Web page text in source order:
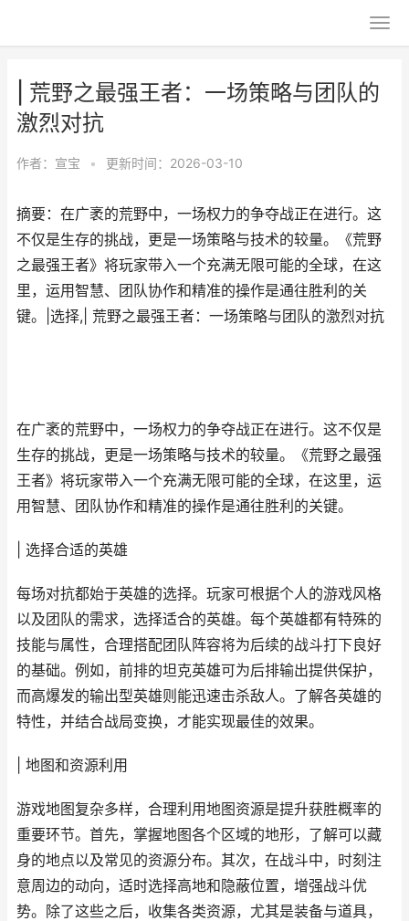
| 荒野之最强王者：一场策略与团队的
激烈对抗
作者： 宣宝 • 更新时间：2026-03-10
摘要：在广袤的荒野中，一场权力的争夺战正在进行。这
不仅是生存的挑战，更是一场策略与技术的较量。《荒野
之最强王者》将玩家带入一个充满无限可能的全球，在这
里，运用智慧、团队协作和精准的操作是通往胜利的关
键。|选择,| 荒野之最强王者：一场策略与团队的激烈对抗
在广袤的荒野中，一场权力的争夺战正在进行。这不仅是
生存的挑战，更是一场策略与技术的较量。《荒野之最强
王者》将玩家带入一个充满无限可能的全球，在这里，运
用智慧、团队协作和精准的操作是通往胜利的关键。
| 选择合适的英雄
每场对抗都始于英雄的选择。玩家可根据个人的游戏风格
以及团队的需求，选择适合的英雄。每个英雄都有特殊的
技能与属性，合理搭配团队阵容将为后续的战斗打下良好
的基础。例如，前排的坦克英雄可为后排输出提供保护，
而高爆发的输出型英雄则能迅速击杀敌人。了解各英雄的
特性，并结合战局变换，才能实现最佳的效果。
| 地图和资源利用
游戏地图复杂多样，合理利用地图资源是提升获胜概率的
重要环节。首先，掌握地图各个区域的地形，了解可以藏
身的地点以及常见的资源分布。其次，在战斗中，时刻注
意周边的动向，适时选择高地和隐蔽位置，增强战斗优
势。除了这些之后，收集各类资源，尤其是装备与道具，